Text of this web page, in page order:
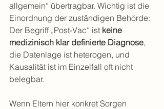
allgemein“ übertragbar. Wichtig ist die
Einordnung der zuständigen Behörde:
Der Begriff „Post-Vac“ ist keine
medizinisch klar definierte Diagnose,
die Datenlage ist heterogen, und
Kausalität ist im Einzelfall oft nicht
belegbar.
Wenn Eltern hier konkret Sorgen